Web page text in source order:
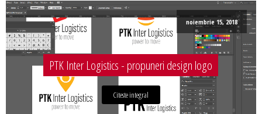
noiembrie 15, 2018
PTK Inter Logistics - propuneri design logo
Citeste integral